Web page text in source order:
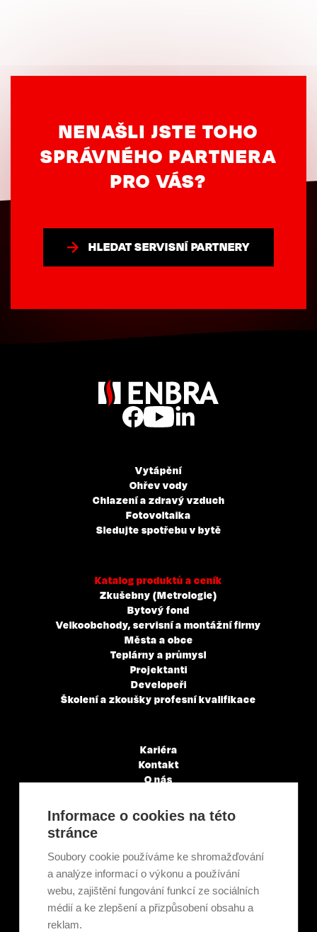
NENAŠLI JSTE TOHO
SPRÁVNÉHO PARTNERA
PRO VÁS?
HLEDAT SERVISNÍ PARTNERY
Vytápění
Ohřev vody
Chlazení a zdravý vzduch
Fotovoltaika
Sledujte spotřebu v bytě
Katalog produktů a ceník
Zkušebny (Metrologie)
Bytový fond
Velkoobchody, servisní a montážní firmy
Města a obce
Teplárny a průmysl
Projektanti
Developeři
Školení a zkoušky profesní kvalifikace
Kariéra
Kontakt
O nás
Články a novinky
GDPR & Cookies
Ekologická recyklace
Projekty EU
Intranet - Přihlášení
Přihlášení
Informace o cookies na této
stránce
Soubory cookie používáme ke shromažďování
a analýze informací o výkonu a používání
webu, zajištění fungování funkcí ze sociálních
médií a ke zlepšení a přizpůsobení obsahu a
reklam.